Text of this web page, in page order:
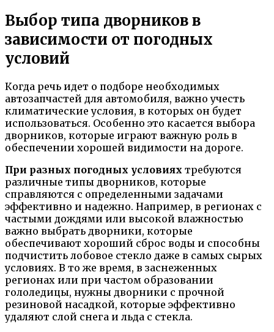
Выбор типа дворников в
зависимости от погодных
условий
Когда речь идет о подборе необходимых
автозапчастей для автомобиля, важно учесть
климатические условия, в которых он будет
использоваться. Особенно это касается выбора
дворников, которые играют важную роль в
обеспечении хорошей видимости на дороге.
При разных погодных условиях требуются
различные типы дворников, которые
справляются с определенными задачами
эффективно и надежно. Например, в регионах с
частыми дождями или высокой влажностью
важно выбрать дворники, которые
обеспечивают хороший сброс воды и способны
подчистить лобовое стекло даже в самых сырых
условиях. В то же время, в заснеженных
регионах или при частом образовании
гололедицы, нужны дворники с прочной
резиновой насадкой, которые эффективно
удаляют слой снега и льда с стекла.